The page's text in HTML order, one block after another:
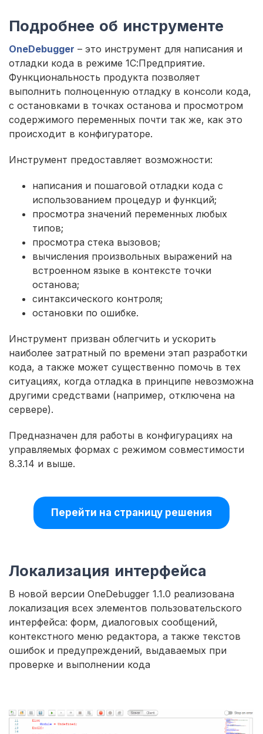
Подробнее об инструменте
OneDebugger – это инструмент для написания и
отладки кода в режиме 1С:Предприятие.
Функциональность продукта позволяет
выполнить полноценную отладку в консоли кода,
с остановками в точках останова и просмотром
содержимого переменных почти так же, как это
происходит в конфигураторе.
Инструмент предоставляет возможности:
написания и пошаговой отладки кода с
использованием процедур и функций;
просмотра значений переменных любых
типов;
просмотра стека вызовов;
вычисления произвольных выражений на
встроенном языке в контексте точки
останова;
синтаксического контроля;
остановки по ошибке.
Инструмент призван облегчить и ускорить
наиболее затратный по времени этап разработки
кода, а также может существенно помочь в тех
ситуациях, когда отладка в принципе невозможна
другими средствами (например, отключена на
сервере).
Предназначен для работы в конфигурациях на
управляемых формах с режимом совместимости
8.3.14 и выше.
Перейти на страницу решения
Локализация интерфейса
В новой версии OneDebugger 1.1.0 реализована
локализация всех элементов пользовательского
интерфейса: форм, диалоговых сообщений,
контекстного меню редактора, а также текстов
ошибок и предупреждений, выдаваемых при
проверке и выполнении кода